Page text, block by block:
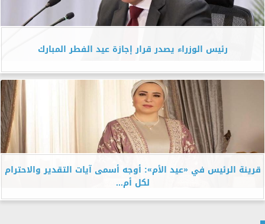
رئيس الوزراء يصدر قرار إجازة عيد الفطر المبارك
قرينة الرئيس في «عيد الأم»: أوجه أسمى آيات التقدير والاحترام
لكل أم...